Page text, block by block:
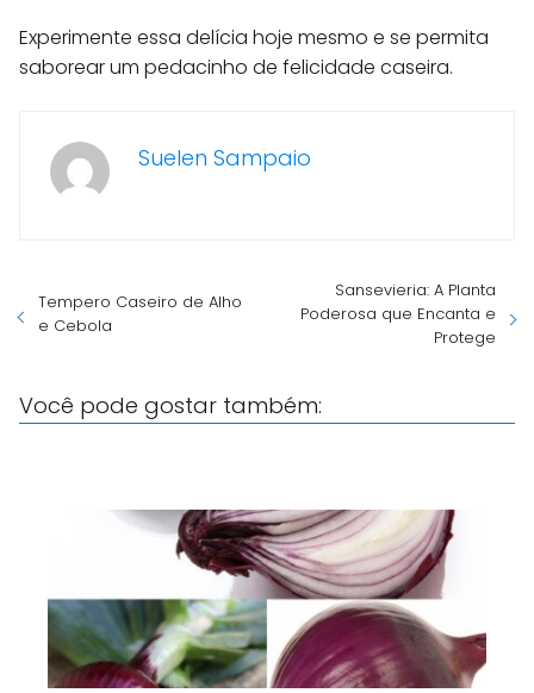
Experimente essa delícia hoje mesmo e se permita
saborear um pedacinho de felicidade caseira.
Suelen Sampaio
Tempero Caseiro de Alho
e Cebola
Sansevieria: A Planta
Poderosa que Encanta e
Protege
Você pode gostar também: